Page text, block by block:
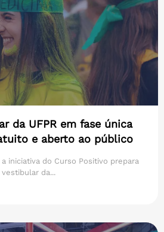
da UFPR em fase única
e aberto ao público
iniciativa do Curso Positivo prepara
da...